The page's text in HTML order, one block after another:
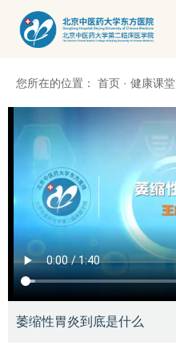
您所在的位置： 首页 · 健康课堂
萎缩性胃炎到底是什么